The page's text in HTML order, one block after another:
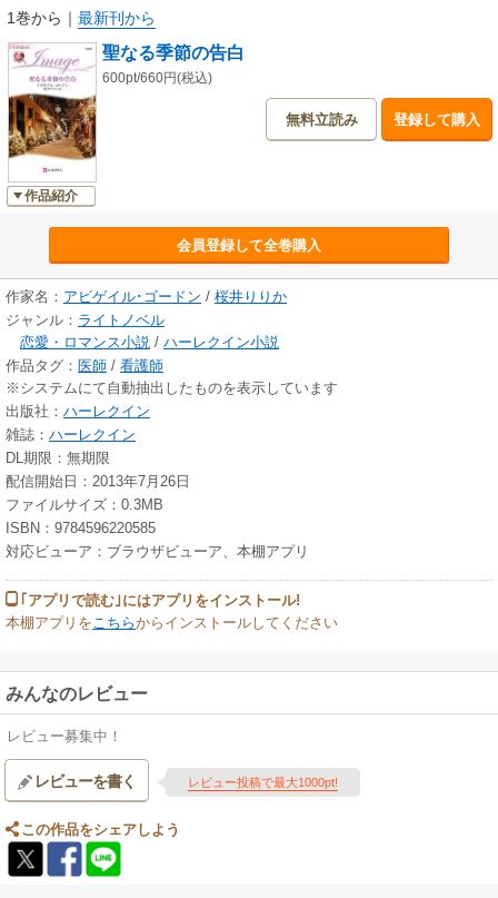
1巻から ｜ 最新刊から
作品紹介
聖なる季節の告白
600pt/660円(税込)
無料立読み 登録して購入
会員登録して全巻購入
作家名： アビゲイル･ゴードン / 桜井りりか
ジャンル： ライトノベル
恋愛・ロマンス小説 / ハーレクイン小説
作品タグ： 医師 / 看護師
※システムにて自動抽出したものを表示しています
出版社： ハーレクイン
雑誌： ハーレクイン
DL期限：無期限
配信開始日：2013年7月26日
ファイルサイズ：0.3MB
ISBN：9784596220585
対応ビューア：ブラウザビューア、本棚アプリ
｢アプリで読む｣にはアプリをインストール!
本棚アプリを こちらからインストールしてください
みんなのレビュー
レビュー募集中！
レビューを書く レビュー投稿で最大1000pt!
この作品をシェアしよう